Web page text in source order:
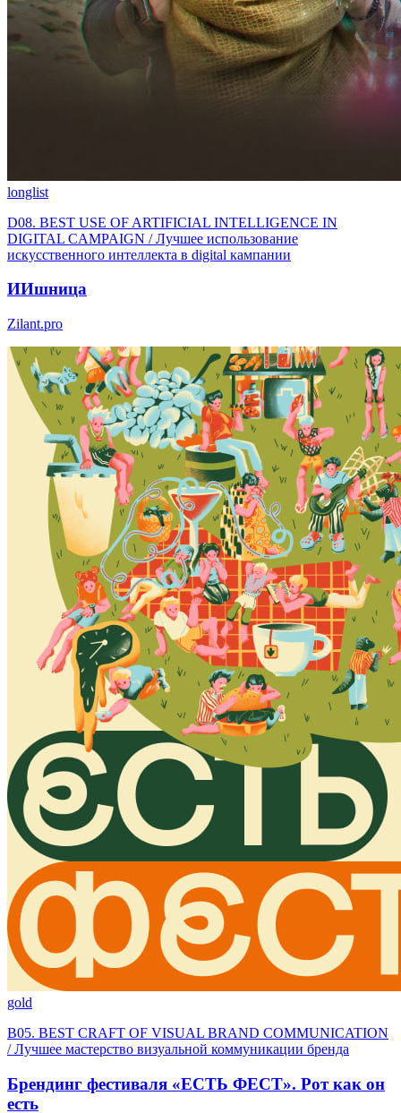
longlist
D08. BEST USE OF ARTIFICIAL INTELLIGENCE IN
DIGITAL CAMPAIGN / Лучшее использование
искусственного интеллекта в digital кампании
ИИшница
Zilant.pro
gold
B05. BEST CRAFT OF VISUAL BRAND COMMUNICATION
/ Лучшее мастерство визуальной коммуникации бренда
Брендинг фестиваля «ЕСТЬ ФЕСТ». Рот как он
есть